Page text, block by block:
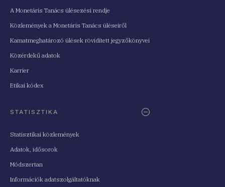
A Monetáris Tanács ülésezési rendje
Közlemények a Monetáris Tanács üléseiről
Kamatmeghatározó ülések rövidített jegyzőkönyvei
Közérdekű adatok
Karrier
Etikai kódex
STATISZTIKA
Statisztikai közlemények
Adatok, idősorok
Módszertan
Információk adatszolgáltatóknak